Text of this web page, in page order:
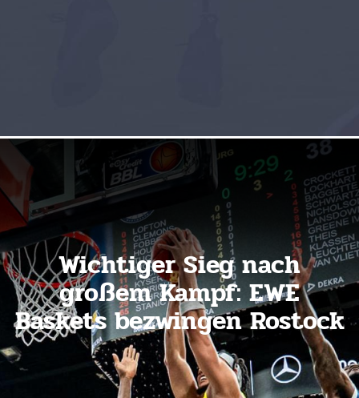
Wichtiger Sieg nach
großem Kampf: EWE
Baskets bezwingen Rostock